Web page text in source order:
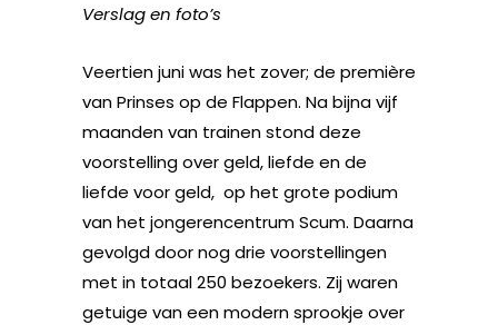
Verslag en foto’s
Veertien juni was het zover; de première
van Prinses op de Flappen. Na bijna vijf
maanden van trainen stond deze
voorstelling over geld, liefde en de
liefde voor geld, op het grote podium
van het jongerencentrum Scum. Daarna
gevolgd door nog drie voorstellingen
met in totaal 250 bezoekers. Zij waren
getuige van een modern sprookje over